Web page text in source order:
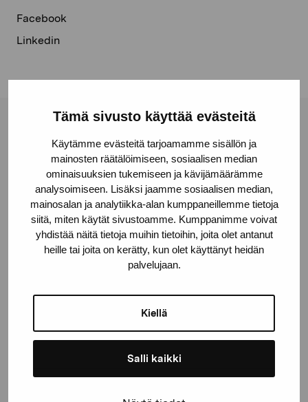
Tämä sivusto käyttää evästeitä
Käytämme evästeitä tarjoamamme sisällön ja
mainosten räätälöimiseen, sosiaalisen median
ominaisuuksien tukemiseen ja kävijämäärämme
analysoimiseen. Lisäksi jaamme sosiaalisen median,
mainosalan ja analytiikka-alan kumppaneillemme tietoja
siitä, miten käytät sivustoamme. Kumppanimme voivat
yhdistää näitä tietoja muihin tietoihin, joita olet antanut
heille tai joita on kerätty, kun olet käyttänyt heidän
palvelujaan.
Kiellä
Salli kaikki
Facebook
Linkedin
Pro Artibus -säätiö
Kustaa Vaasan katu 11
10600 Tammisaari
proartibus@proartibus.fi
+358 (0)50 371 6339